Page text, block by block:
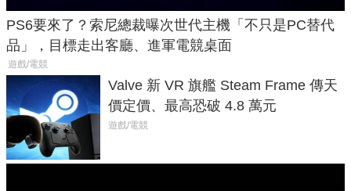
PS6要來了？索尼總裁曝次世代主機「不只是PC替代
品」，目標走出客廳、進軍電競桌面
遊戲/電競
Valve 新 VR 旗艦 Steam Frame 傳天
價定價、最高恐破 4.8 萬元
遊戲/電競